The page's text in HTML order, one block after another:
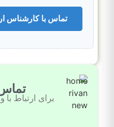
تماس با کارشناس ارشد:
برای ارتباط با